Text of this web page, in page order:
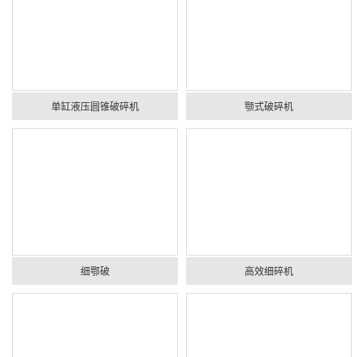
单缸液压圆锥破碎机 颚式破碎机
细鄂破 高效细碎机